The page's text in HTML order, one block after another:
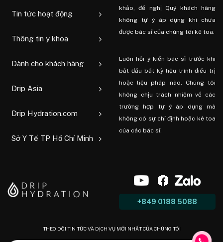
Tin tức hoạt động
Thông tin y khoa
Dành cho khách hàng
Drip Asia
Drip Hydration.com
Sở Y Tế TP Hồ Chí Minh
khảo, đề nghị Quý khách hàng
không tự ý áp dụng khi chưa
được bác sĩ của chúng tôi kê toa.
Luôn hỏi ý kiến ​​bác sĩ trước khi
bắt đầu bất kỳ liệu trình điều trị
hoặc liệu pháp nào. Chúng tôi
không chịu trách nhiệm về các
trường hợp tự ý áp dụng mà
không có sự chỉ định hoặc kê toa
của các bác sĩ.
+849 0188 5088
THEO DÕI TIN TỨC VÀ DỊCH VỤ MỚI NHẤT CỦA CHÚNG TÔI